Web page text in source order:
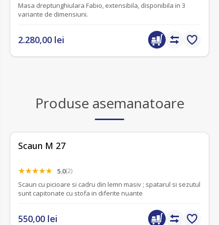
Masa dreptunghiulara Fabio, extensibila, disponibila in 3
variante de dimensiuni.
2.280,00 lei
Produse asemanatoare
Scaun M 27
5.0(2)
Scaun cu picioare si cadru din lemn masiv ; spatarul si sezutul
sunt capitonate cu stofa in diferite nuante
550,00 lei